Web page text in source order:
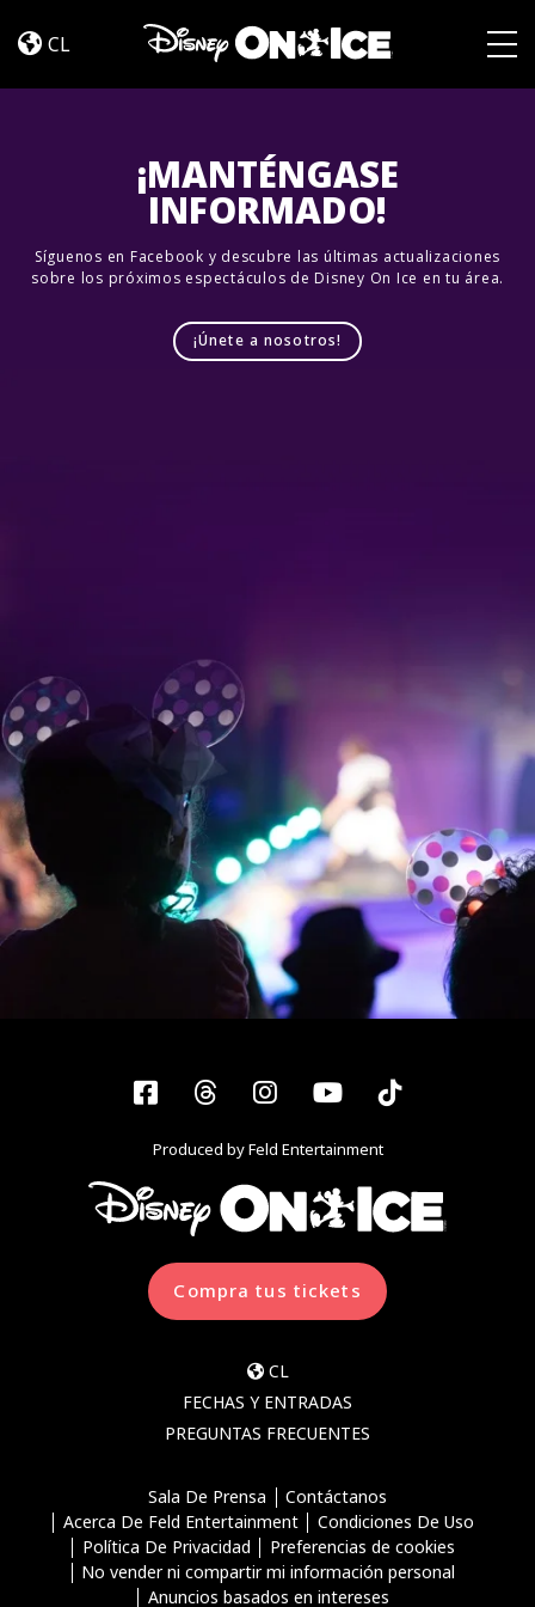
Big
CL
¡MANTÉNGASE
INFORMADO!
Síguenos en Facebook y descubre las últimas actualizaciones
sobre los próximos espectáculos de Disney On Ice en tu área.
¡Únete a nosotros!
Facebook
ThreadsInstagram
YouTubeTiktok
Produced by Feld Entertainment
Compra tus tickets
CL
FECHAS Y ENTRADAS
PREGUNTAS FRECUENTES
Sala De Prensa
Contáctanos
Acerca De Feld Entertainment
Condiciones De Uso
Política De Privacidad
Preferencias de cookies
No vender ni compartir mi información personal
Anuncios basados en intereses